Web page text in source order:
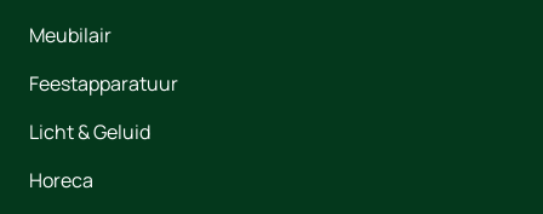
Meubilair
Feestapparatuur
Licht & Geluid
Horeca